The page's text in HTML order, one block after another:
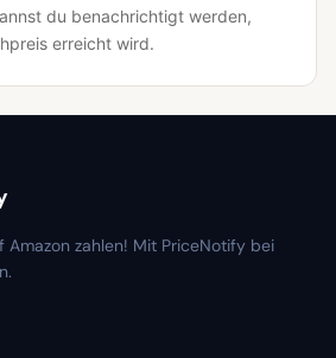
du benachrichtigt werden,
erreicht wird.
Amazon zahlen! Mit PriceNotify bei